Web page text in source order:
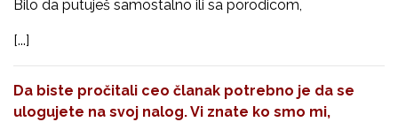
Bilo da putuješ samostalno ili sa porodicom,
[...]
Da biste pročitali ceo članak potrebno je da se
ulogujete na svoj nalog. Vi znate ko smo mi,